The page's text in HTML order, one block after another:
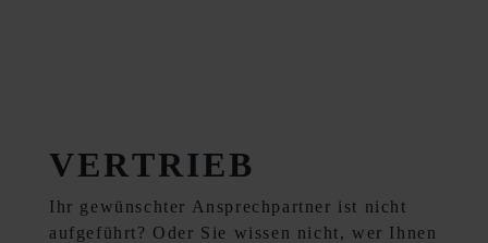
VERTRIEB
Ihr gewünschter Ansprechpartner ist nicht
aufgeführt? Oder Sie wissen nicht, wer Ihnen